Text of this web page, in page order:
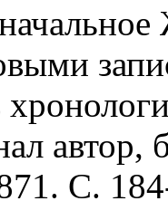
автор,
С.